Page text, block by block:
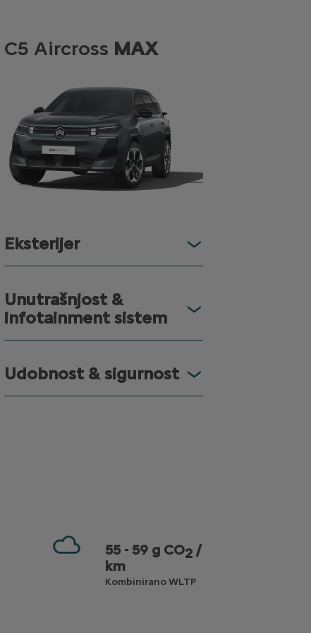
C5 Aircross MAX
Eksterijer
Unutrašnjost &
infotainment sistem
Udobnost & sigurnost
55 - 59 g CO2 /
km
Kombinirano WLTP